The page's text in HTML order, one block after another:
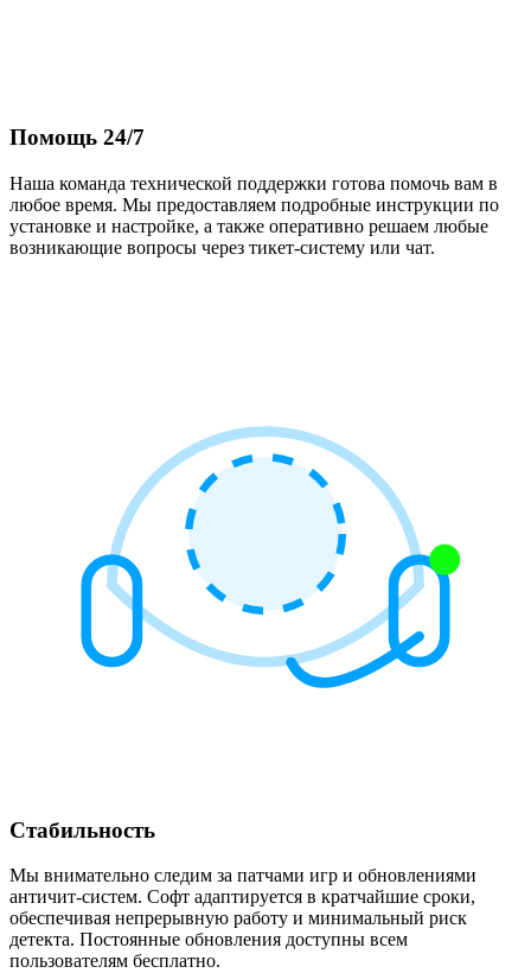
Помощь 24/7
Наша команда технической поддержки готова помочь вам в
любое время. Мы предоставляем подробные инструкции по
установке и настройке, а также оперативно решаем любые
возникающие вопросы через тикет-систему или чат.
Стабильность
Мы внимательно следим за патчами игр и обновлениями
античит-систем. Софт адаптируется в кратчайшие сроки,
обеспечивая непрерывную работу и минимальный риск
детекта. Постоянные обновления доступны всем
пользователям бесплатно.